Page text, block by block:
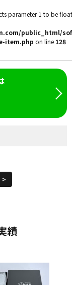
parameter 1 to be
public_html/
item.php on line 128
>
績